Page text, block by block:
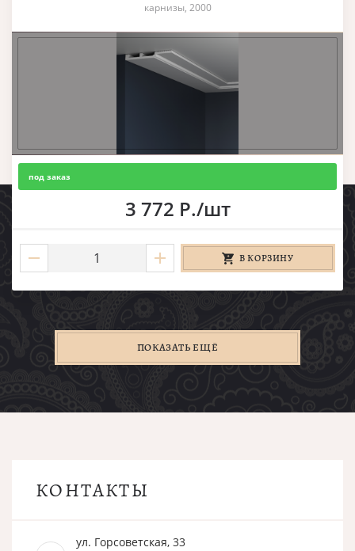
карнизы, 2000
под заказ
3 772 Р./шт
В КОРЗИНУ
ПОКАЗАТЬ ЕЩЁ
КОНТАКТЫ
ул. Горсоветская, 33